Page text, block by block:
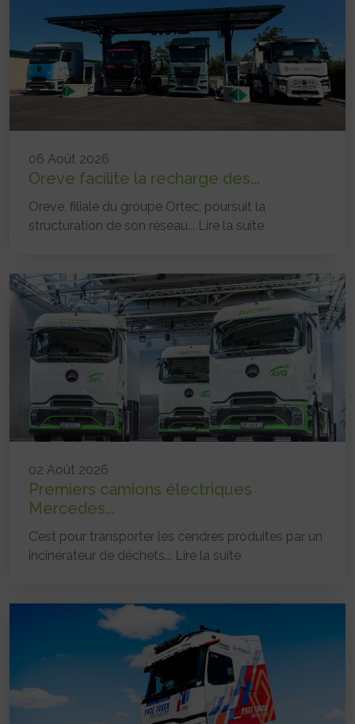
06 Août 2026
Oreve facilite la recharge des...
Oreve, filiale du groupe Ortec, poursuit la
structuration de son réseau... Lire la suite
02 Août 2026
Premiers camions électriques
Mercedes...
C’est pour transporter les cendres produites par un
incinérateur de déchets... Lire la suite